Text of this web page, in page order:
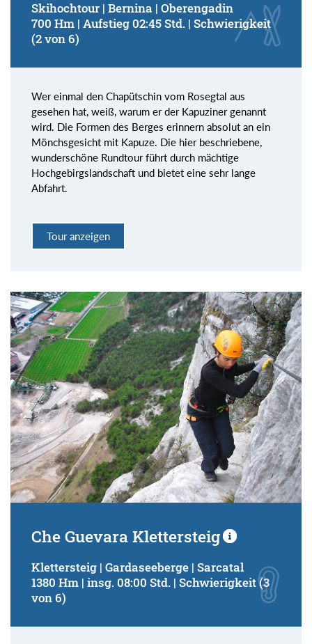
Skihochtour | Bernina | Oberengadin
700 Hm | Aufstieg 02:45 Std. | Schwierigkeit
(2 von 6)
Wer einmal den Chapütschin vom Rosegtal aus
gesehen hat, weiß, warum er der Kapuziner genannt
wird. Die Formen des Berges erinnern absolut an ein
Mönchsgesicht mit Kapuze. Die hier beschriebene,
wunderschöne Rundtour führt durch mächtige
Hochgebirgslandschaft und bietet eine sehr lange
Abfahrt.
Tour anzeigen
Che Guevara Klettersteig
Klettersteig | Gardaseeberge | Sarcatal
1380 Hm | insg. 08:00 Std. | Schwierigkeit (3
von 6)